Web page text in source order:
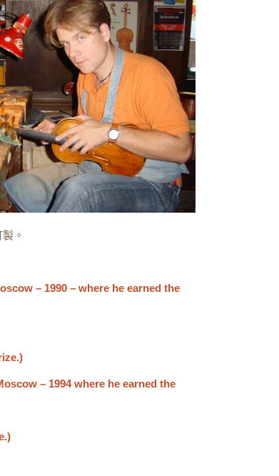
。
– 1990 – where he earned the
– 1994 where he earned the